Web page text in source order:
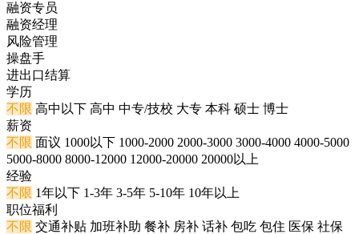
融资专员
融资经理
风险管理
操盘手
进出口结算
学历
不限 高中以下 高中 中专/技校 大专 本科 硕士 博士
薪资
不限 面议 1000以下 1000-2000 2000-3000 3000-4000 4000-5000
5000-8000 8000-12000 12000-20000 20000以上
经验
不限 1年以下 1-3年 3-5年 5-10年 10年以上
职位福利
不限 交通补贴 加班补助 餐补 房补 话补 包吃 包住 医保 社保